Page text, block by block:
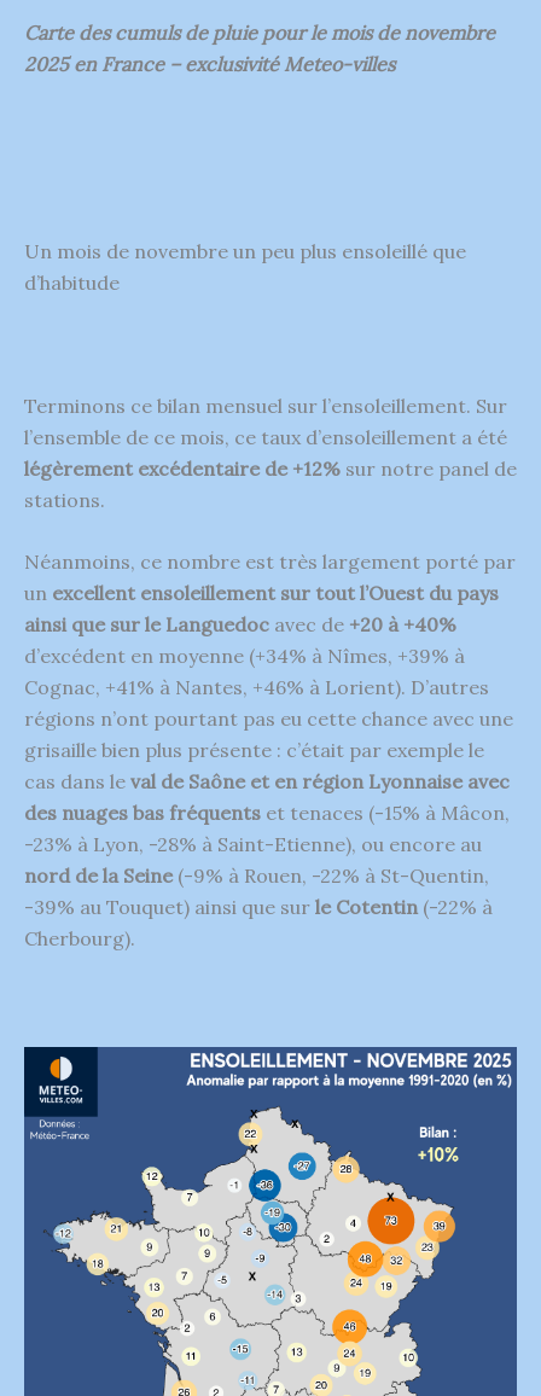
Carte des cumuls de pluie pour le mois de novembre
2025 en France – exclusivité Meteo-villes
Un mois de novembre un peu plus ensoleillé que
d’habitude
Terminons ce bilan mensuel sur l’ensoleillement. Sur
l’ensemble de ce mois, ce taux d’ensoleillement a été
légèrement excédentaire de +12% sur notre panel de
stations.
Néanmoins, ce nombre est très largement porté par
un excellent ensoleillement sur tout l’Ouest du pays
ainsi que sur le Languedoc avec de +20 à +40%
d’excédent en moyenne (+34% à Nîmes, +39% à
Cognac, +41% à Nantes, +46% à Lorient). D’autres
régions n’ont pourtant pas eu cette chance avec une
grisaille bien plus présente : c’était par exemple le
cas dans le val de Saône et en région Lyonnaise avec
des nuages bas fréquents et tenaces (-15% à Mâcon,
-23% à Lyon, -28% à Saint-Etienne), ou encore au
nord de la Seine (-9% à Rouen, -22% à St-Quentin,
-39% au Touquet) ainsi que sur le Cotentin(-22% à
Cherbourg).